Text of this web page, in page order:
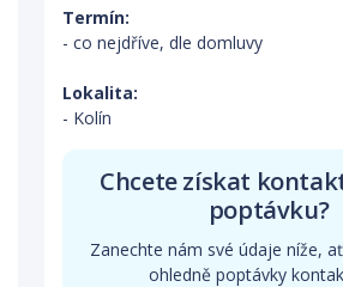
Termín:
- co nejdříve, dle domluvy
Lokalita:
- Kolín
Chcete získat
poptávku?
Zanechte nám své údaje níže,
ohledně poptávky